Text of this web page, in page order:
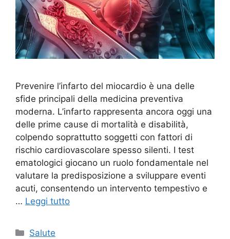
Prevenire l’infarto del miocardio è una delle
sfide principali della medicina preventiva
moderna. L’infarto rappresenta ancora oggi una
delle prime cause di mortalità e disabilità,
colpendo soprattutto soggetti con fattori di
rischio cardiovascolare spesso silenti. I test
ematologici giocano un ruolo fondamentale nel
valutare la predisposizione a sviluppare eventi
acuti, consentendo un intervento tempestivo e
… Leggi tutto
Categorie
Salute